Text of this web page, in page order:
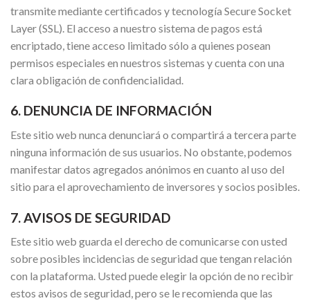
transmite mediante certificados y tecnología Secure Socket
Layer (SSL). El acceso a nuestro sistema de pagos está
encriptado, tiene acceso limitado sólo a quienes posean
permisos especiales en nuestros sistemas y cuenta con una
clara obligación de confidencialidad.
6. DENUNCIA DE INFORMACIÓN
Este sitio web nunca denunciará o compartirá a tercera parte
ninguna información de sus usuarios. No obstante, podemos
manifestar datos agregados anónimos en cuanto al uso del
sitio para el aprovechamiento de inversores y socios posibles.
7. AVISOS DE SEGURIDAD
Este sitio web guarda el derecho de comunicarse con usted
sobre posibles incidencias de seguridad que tengan relación
con la plataforma. Usted puede elegir la opción de no recibir
estos avisos de seguridad, pero se le recomienda que las